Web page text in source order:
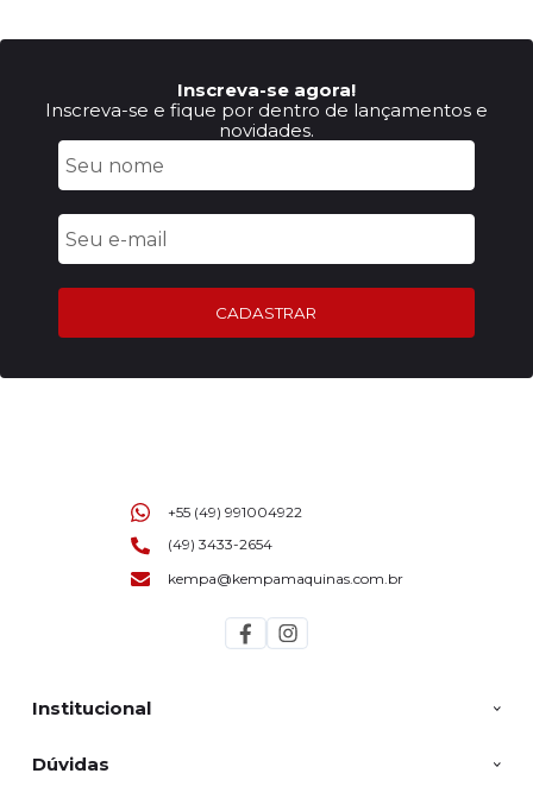
Inscreva-se agora!
Inscreva-se e fique por dentro de lançamentos e
novidades.
CADASTRAR
Institucional
Dúvidas
+55 (49) 991004922
(49) 3433-2654
kempa@kempamaquinas.com.br